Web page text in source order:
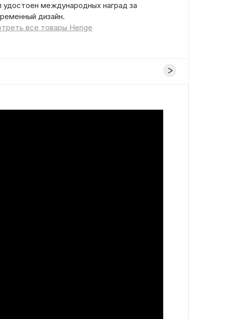
удостоен международных наград за
дизайн.
все товары Henge